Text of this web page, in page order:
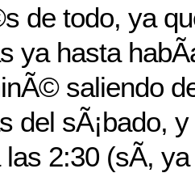
de todo, ya
ya hasta
saliendo
del sÃ¡bado,
las 2:30 (sÃ­,